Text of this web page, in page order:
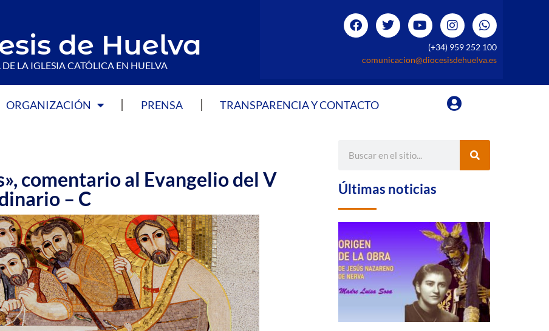
de Huelva
DE LA IGLESIA CATÓLICA EN HUELVA
(+34) 959 252 100
comunicacion@diocesisdehuelva.es
ORGANIZACIÓN PRENSA TRANSPARENCIA Y CONTACTO
comentario al Evangelio del V
– C
Últimas noticias